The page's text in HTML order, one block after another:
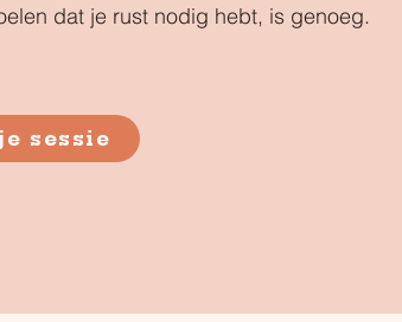
dat je rust nodig hebt, is genoeg.
sessie